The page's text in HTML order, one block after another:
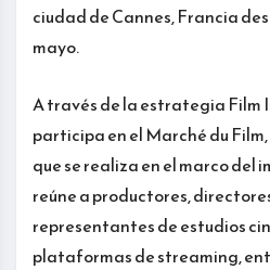
ciudad de Cannes, Francia
mayo.
A través de la estrategia Film
participa en el Marché du
que se realiza en el marco
reúne a productores,
representantes de estudios
plataformas de streaming,